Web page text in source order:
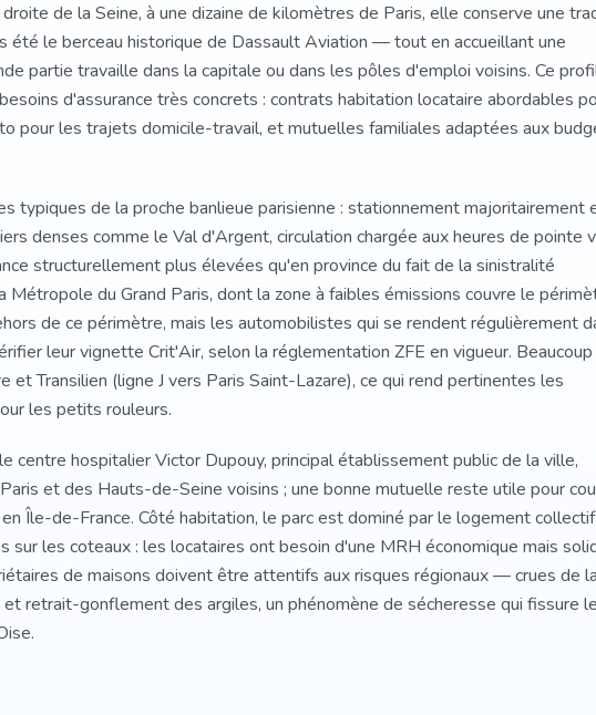
de la Seine, à une dizaine de kilomètres de Paris, elle conserve une
le berceau historique de Dassault Aviation — tout en accueillant une
partie travaille dans la capitale ou dans les pôles d'emploi voisins. Ce
d'assurance très concrets : contrats habitation locataire abordables
pour les trajets domicile-travail, et mutuelles familiales adaptées aux
typiques de la proche banlieue parisienne : stationnement majoritairement
denses comme le Val d'Argent, circulation chargée aux heures de pointe
structurellement plus élevées qu'en province du fait de la sinistralité
Métropole du Grand Paris, dont la zone à faibles émissions couvre le
de ce périmètre, mais les automobilistes qui se rendent régulièrement
leur vignette Crit'Air, selon la réglementation ZFE en vigueur. Beaucoup
Transilien (ligne J vers Paris Saint-Lazare), ce qui rend pertinentes les
les petits rouleurs.
centre hospitalier Victor Dupouy, principal établissement public de la ville,
et des Hauts-de-Seine voisins ; une bonne mutuelle reste utile pour
Île-de-France. Côté habitation, le parc est dominé par le logement
sur les coteaux : les locataires ont besoin d'une MRH économique mais
de maisons doivent être attentifs aux risques régionaux — crues de
retrait-gonflement des argiles, un phénomène de sécheresse qui fissure